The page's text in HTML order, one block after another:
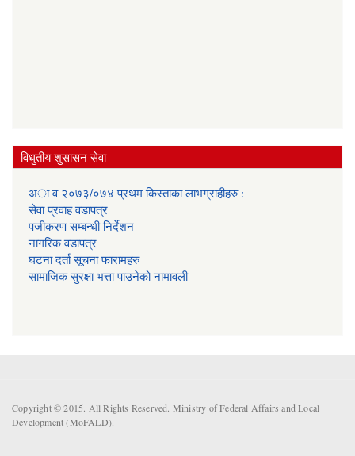
विधुतीय शुसासन सेवा
अा व २०७३/०७४ प्रथम किस्ताका लाभग्राहीहरु :
सेवा प्रवाह वडापत्र
प‌जीकरण सम्बन्धी निर्देशन
नागरिक वडापत्र
घटना दर्ता सूचना फारामहरु
सामाजिक सुरक्षा भत्ता पाउनेको नामावली
Copyright © 2015. All Rights Reserved. Ministry of Federal Affairs and Local
Development (MoFALD).